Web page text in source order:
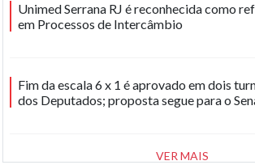
Unimed Serrana RJ é reconhecida como
em Processos de Intercâmbio
Fim da escala 6 x 1 é aprovado em dois
dos Deputados; proposta segue para o
VER MAIS